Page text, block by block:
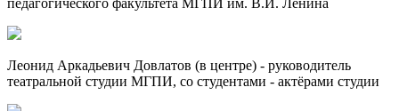
Леонид Аркадьевич Довлатов (в центре) - руководитель
театральной студии МГПИ, со студентами - актёрами студии